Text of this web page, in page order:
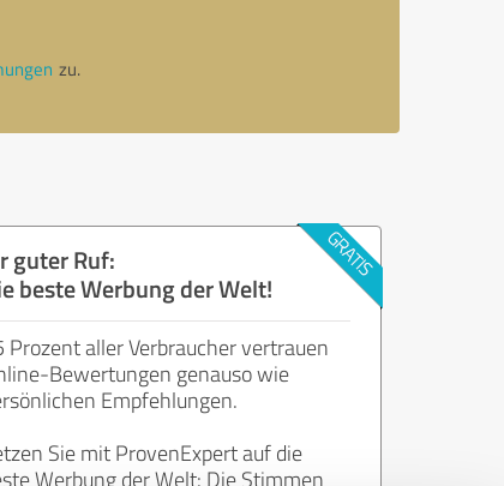
zu.
guter Ruf:
beste Werbung der Welt!
Prozent aller Verbraucher vertrauen
Bewertungen genauso wie
Empfehlungen.
Sie mit ProvenExpert auf die
Werbung der Welt: Die Stimmen